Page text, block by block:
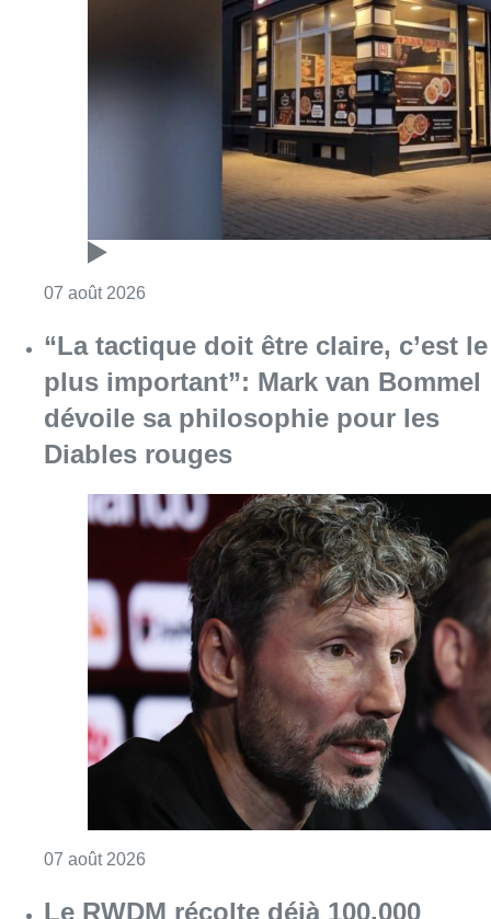
07 août 2026
“La tactique doit être claire, c’est le
plus important”: Mark van Bommel
dévoile sa philosophie pour les
Diables rouges
07 août 2026
Le RWDM récolte déjà 100.000